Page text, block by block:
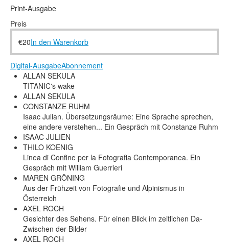
Rechtliche Informationen
Print-Ausgabe
Preis
€20In den Warenkorb
Digital-AusgabeAbonnement
ALLAN SEKULA
TITANIC's wake
ALLAN SEKULA
CONSTANZE RUHM
Isaac Julian. Übersetzungsräume: Eine Sprache sprechen,
eine andere verstehen... Ein Gespräch mit Constanze Ruhm
ISAAC JULIEN
THILO KOENIG
Linea di Confine per la Fotografia Contemporanea. Ein
Gespräch mit William Guerrieri
MAREN GRÖNING
Aus der Frühzeit von Fotografie und Alpinismus in
Österreich
AXEL ROCH
Gesichter des Sehens. Für einen Blick im zeitlichen Da-
Zwischen der Bilder
AXEL ROCH